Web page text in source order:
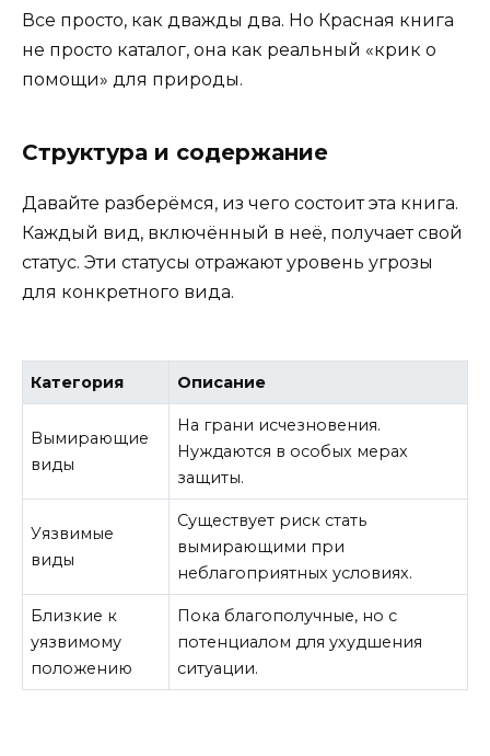
Все просто, как дважды два. Но Красная книга
не просто каталог, она как реальный «крик о
помощи» для природы.
Структура и содержание
Давайте разберёмся, из чего состоит эта книга.
Каждый вид, включённый в неё, получает свой
статус. Эти статусы отражают уровень угрозы
для конкретного вида.
Категория Описание
Вымирающие
виды
На грани исчезновения.
Нуждаются в особых мерах
защиты.
Уязвимые
виды
Существует риск стать
вымирающими при
неблагоприятных условиях.
Близкие к
уязвимому
положению
Пока благополучные, но с
потенциалом для ухудшения
ситуации.